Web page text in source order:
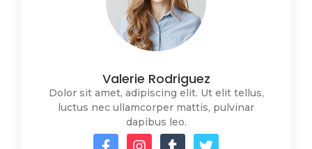
Valerie Rodriguez
Dolor sit amet, adipiscing elit. Ut elit tellus,
luctus nec ullamcorper mattis, pulvinar
dapibus leo.